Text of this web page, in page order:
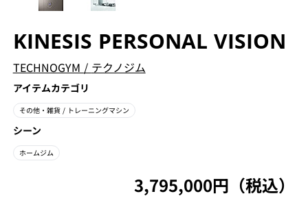
KINESIS PERSONAL VISION
TECHNOGYM / テクノジム
アイテムカテゴリ
その他・雑貨 / トレーニングマシン
シーン
ホームジム
3,795,000円（税込）